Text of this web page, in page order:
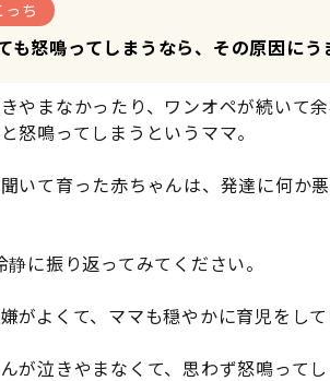
っち
も怒鳴ってしまうなら、その原因にう
やまなかったり、ワンオペが続いて
怒鳴ってしまうというママ。
聞いて育った赤ちゃんは、発達に何か
静に振り返ってみてください。
がよくて、ママも穏やかに育児をして
が泣きやまなくて、思わず怒鳴ってし